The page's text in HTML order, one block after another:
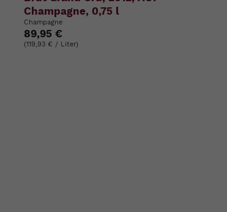
Champagne, 0,75 l
Champagne
89,95 €
(119,93 € / Liter)